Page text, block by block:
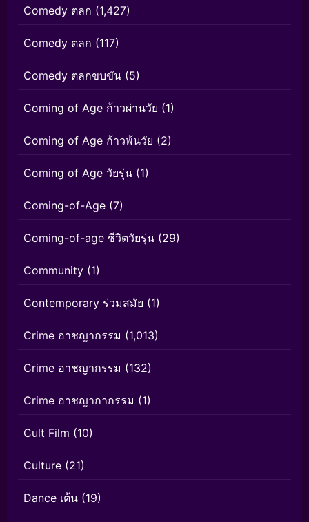
Comedy ตลก (1,427)
Comedy ตลก (117)
Comedy ตลกขบขัน (5)
Coming of Age ก้าวผ่านวัย (1)
Coming of Age ก้าวพ้นวัย (2)
Coming of Age วัยรุ่น (1)
Coming-of-Age (7)
Coming-of-age ชีวิตวัยรุ่น (29)
Community (1)
Contemporary ร่วมสมัย (1)
Crime อาชญากรรม (1,013)
Crime อาชญากรรม (132)
Crime อาชญากากรรม (1)
Cult Film (10)
Culture (21)
Dance เต้น (19)